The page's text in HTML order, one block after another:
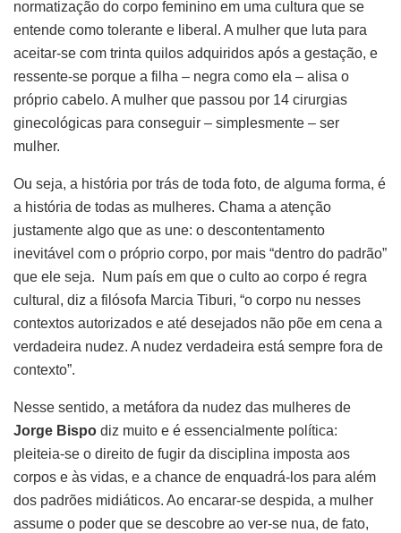
normatização do corpo feminino em uma cultura que se
entende como tolerante e liberal. A mulher que luta para
aceitar-se com trinta quilos adquiridos após a gestação, e
ressente-se porque a filha – negra como ela – alisa o
próprio cabelo. A mulher que passou por 14 cirurgias
ginecológicas para conseguir – simplesmente – ser
mulher.
Ou seja, a história por trás de toda foto, de alguma forma, é
a história de todas as mulheres. Chama a atenção
justamente algo que as une: o descontentamento
inevitável com o próprio corpo, por mais “dentro do padrão”
que ele seja. Num país em que o culto ao corpo é regra
cultural, diz a filósofa Marcia Tiburi, “o corpo nu nesses
contextos autorizados e até desejados não põe em cena a
verdadeira nudez. A nudez verdadeira está sempre fora de
contexto”.
Nesse sentido, a metáfora da nudez das mulheres de
Jorge Bispo diz muito e é essencialmente política:
pleiteia-se o direito de fugir da disciplina imposta aos
corpos e às vidas, e a chance de enquadrá-los para além
dos padrões midiáticos. Ao encarar-se despida, a mulher
assume o poder que se descobre ao ver-se nua, de fato,